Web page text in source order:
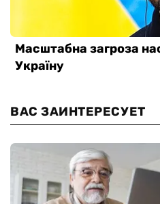
ВАС ЗАИНТЕРЕСУЕТ